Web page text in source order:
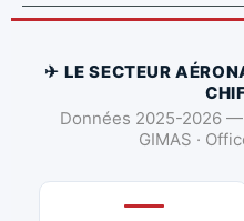
✈ LE SECTEUR
Données 2025-2026
GIMAS ·